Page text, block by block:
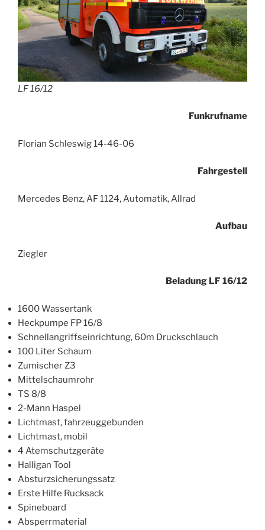
LF 16/12
Funkrufname
Florian Schleswig 14-46-06
Fahrgestell
Mercedes Benz, AF 1124, Automatik, Allrad
Aufbau
Ziegler
Beladung LF 16/12
1600 Wassertank
Heckpumpe FP 16/8
Schnellangriffseinrichtung, 60m Druckschlauch
100 Liter Schaum
Zumischer Z3
Mittelschaumrohr
TS 8/8
2-Mann Haspel
Lichtmast, fahrzeuggebunden
Lichtmast, mobil
4 Atemschutzgeräte
Halligan Tool
Absturzsicherungssatz
Erste Hilfe Rucksack
Spineboard
Absperrmaterial